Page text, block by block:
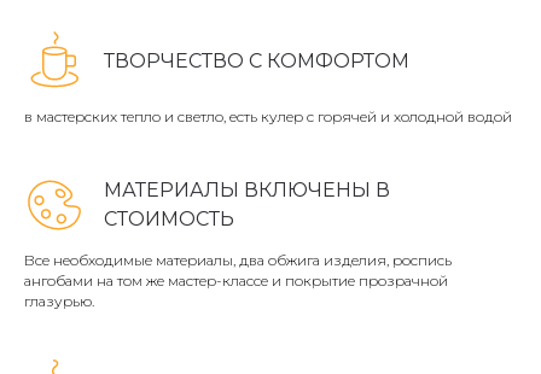
ТВОРЧЕСТВО С КОМФОРТОМ
в мастерских тепло и светло, есть кулер с горячей и холодной водой
МАТЕРИАЛЫ ВКЛЮЧЕНЫ В
СТОИМОСТЬ
Все необходимые материалы, два обжига изделия, роспись
ангобами на том же мастер-классе и покрытие прозрачной
глазурью.